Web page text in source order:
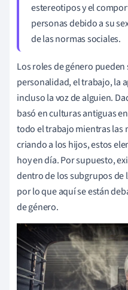
estereotipos y el
personas debido a su
de las normas sociales.
Los roles de género
personalidad, el trabajo, la
incluso la voz de alguien.
basó en culturas antiguas
todo el trabajo mientras las
criando a los hijos, estos
hoy en día. Por supuesto,
dentro de los subgrupos de
por lo que aquí se están
de género.